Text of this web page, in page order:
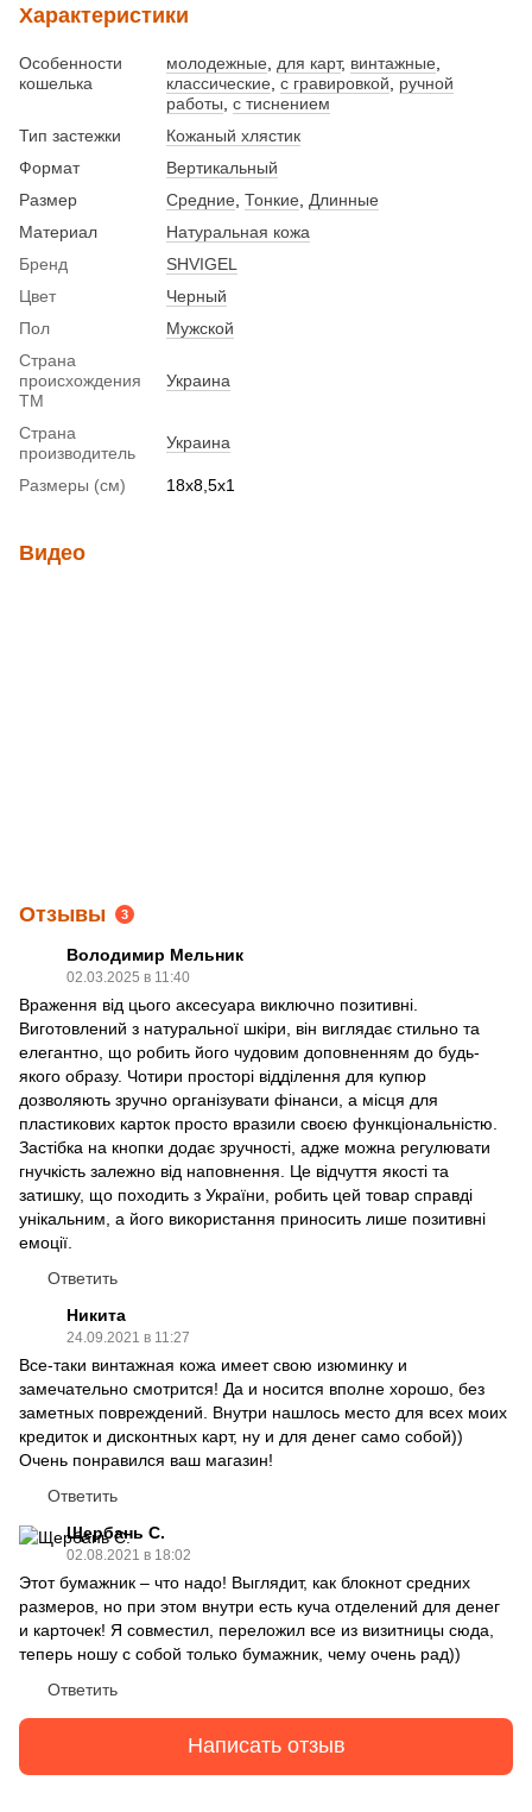
Характеристики
Особенности
кошелька
молодежные для карт, винтажные
классические с гравировкой
ручной
работы с тиснением
Тип застежки
Кожаный хлястик
Формат
Вертикальный
Размер
Средние Тонкие
Длинные
Материал
Натуральная кожа
Бренд
SHVIGEL
Цвет
Черный
Пол
Мужской
Страна
происхождения
ТМ
Украина
Страна
производитель
Украина
Размеры (см) 18х8,5х1
Видео
Отзывы 3
Володимир Мельник
02.03.2025 в 11:40
Враження від цього аксесуара виключно позитивні.
Виготовлений з натуральної шкіри, він виглядає стильно та
елегантно, що робить його чудовим доповненням до будь-
якого образу. Чотири просторі відділення для купюр
дозволяють зручно організувати фінанси, а місця для
пластикових карток просто вразили своєю функціональністю.
Застібка на кнопки додає зручності, адже можна регулювати
гнучкість залежно від наповнення. Це відчуття якості та
затишку, що походить з України, робить цей товар справді
унікальним, а його використання приносить лише позитивні
емоції.
Ответить
Никита
24.09.2021 в 11:27
Все-таки винтажная кожа имеет свою изюминку и
замечательно смотрится! Да и носится вполне хорошо, без
заметных повреждений. Внутри нашлось место для всех моих
кредиток и дисконтных карт, ну и для денег само собой))
Очень понравился ваш магазин!
Ответить
Щербань С.
02.08.2021 в 18:02
Этот бумажник – что надо! Выглядит, как блокнот средних
размеров, но при этом внутри есть куча отделений для денег
и карточек! Я совместил, переложил все из визитницы сюда,
теперь ношу с собой только бумажник, чему очень рад))
Ответить
Написать отзыв